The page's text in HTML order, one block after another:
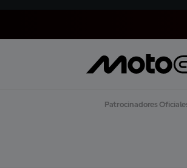
Patrocinadores